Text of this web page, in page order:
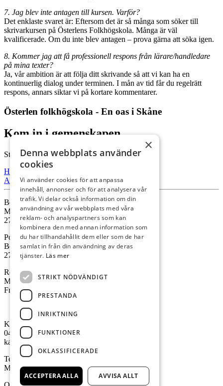
7. Jag blev inte antagen till kursen. Varför?
Det enklaste svaret är: Eftersom det är så många som söker till
skrivarkursen på Österlens Folkhögskola. Många är väl
kvalificerade. Om du inte blev antagen – prova gärna att söka igen.
8. Kommer jag att få professionell respons från lärare/handledare
på mina texter?
Ja, vår ambition är att följa ditt skrivande så att vi kan ha en
kontinuerlig dialog under terminen. I mån av tid får du regelrätt
respons, annars siktar vi på kortare kommentarer.
Österlen folkhögskola - En oas i Skåne
Kom in i gemenskapen.
Starta din utbildning hos oss.
Hitta Hit
Ansök
Besöksadress
Malmövägen 41
273 35 Tomelilla
Postadress
Box 13
273 21 Tomelilla
Receptionens öppettider
Mån – Tor kl. 08:00-12:00
Fredagar är receptionen stängd
Visselblås
Kontakta oss
0417-280 00
kansli@osterlen.fhsk.se
Telefontider
Måndag-fredag 08:00 – 16:00
×
Denna webbplats använder
cookies
Vi använder cookies för att anpassa
innehåll, annonser och för att analysera vår
trafik. Vi delar också information om din
användning av vår webbplats med våra
reklam- och analyspartners som kan
kombinera den med annan information som
du har tillhandahållit dem eller som de har
samlat in från din användning av deras
tjänster. Läs mer
STRIKT NÖDVÄNDIGT
PRESTANDA
INRIKTNING
FUNKTIONER
OKLASSIFICERADE
ACCEPTERA ALLA AVVISA ALLT